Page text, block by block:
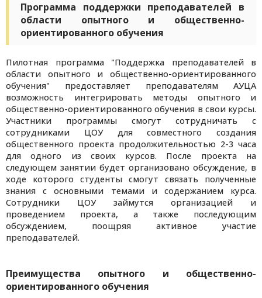
Программа поддержки преподавателей в
области опытного и общественно-
ориентированного обучения
Пилотная программа "Поддержка преподавателей в
области опытного и общественно-ориентированного
обучения" предоставляет преподавателям АУЦА
возможность интегрировать методы опытного и
общественно-ориентированного обучения в свои курсы.
Участники программы смогут сотрудничать с
сотрудниками ЦОУ для совместного создания
общественного проекта продолжительностью 2-3 часа
для одного из своих курсов. После проекта на
следующем занятии будет организовано обсуждение, в
ходе которого студенты смогут связать полученные
знания с основными темами и содержанием курса.
Сотрудники ЦОУ займутся организацией и
проведением проекта, а также последующим
обсуждением, поощряя активное участие
преподавателей.
Преимущества опытного и общественно-
ориентированного обучения